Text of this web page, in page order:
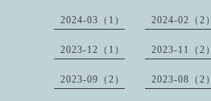
2024-03（1） 2024-02（2）
2023-12（1） 2023-11（2）
2023-09（2） 2023-08（2）